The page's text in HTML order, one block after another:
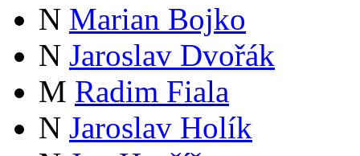
N Marian Bojko
N Jaroslav Dvořák
M Radim Fiala
N Jaroslav Holík